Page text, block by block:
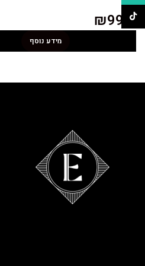
₪99.9
מידע נוסף
TikTok